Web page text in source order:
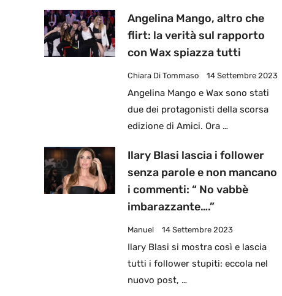
Angelina Mango, altro che
flirt: la verità sul rapporto
con Wax spiazza tutti
Chiara Di Tommaso 14 Settembre 2023
Angelina Mango e Wax sono stati
due dei protagonisti della scorsa
edizione di Amici. Ora …
Ilary Blasi lascia i follower
senza parole e non mancano
i commenti: “ No vabbè
imbarazzante….”
Manuel 14 Settembre 2023
Ilary Blasi si mostra così e lascia
tutti i follower stupiti: eccola nel
nuovo post, …